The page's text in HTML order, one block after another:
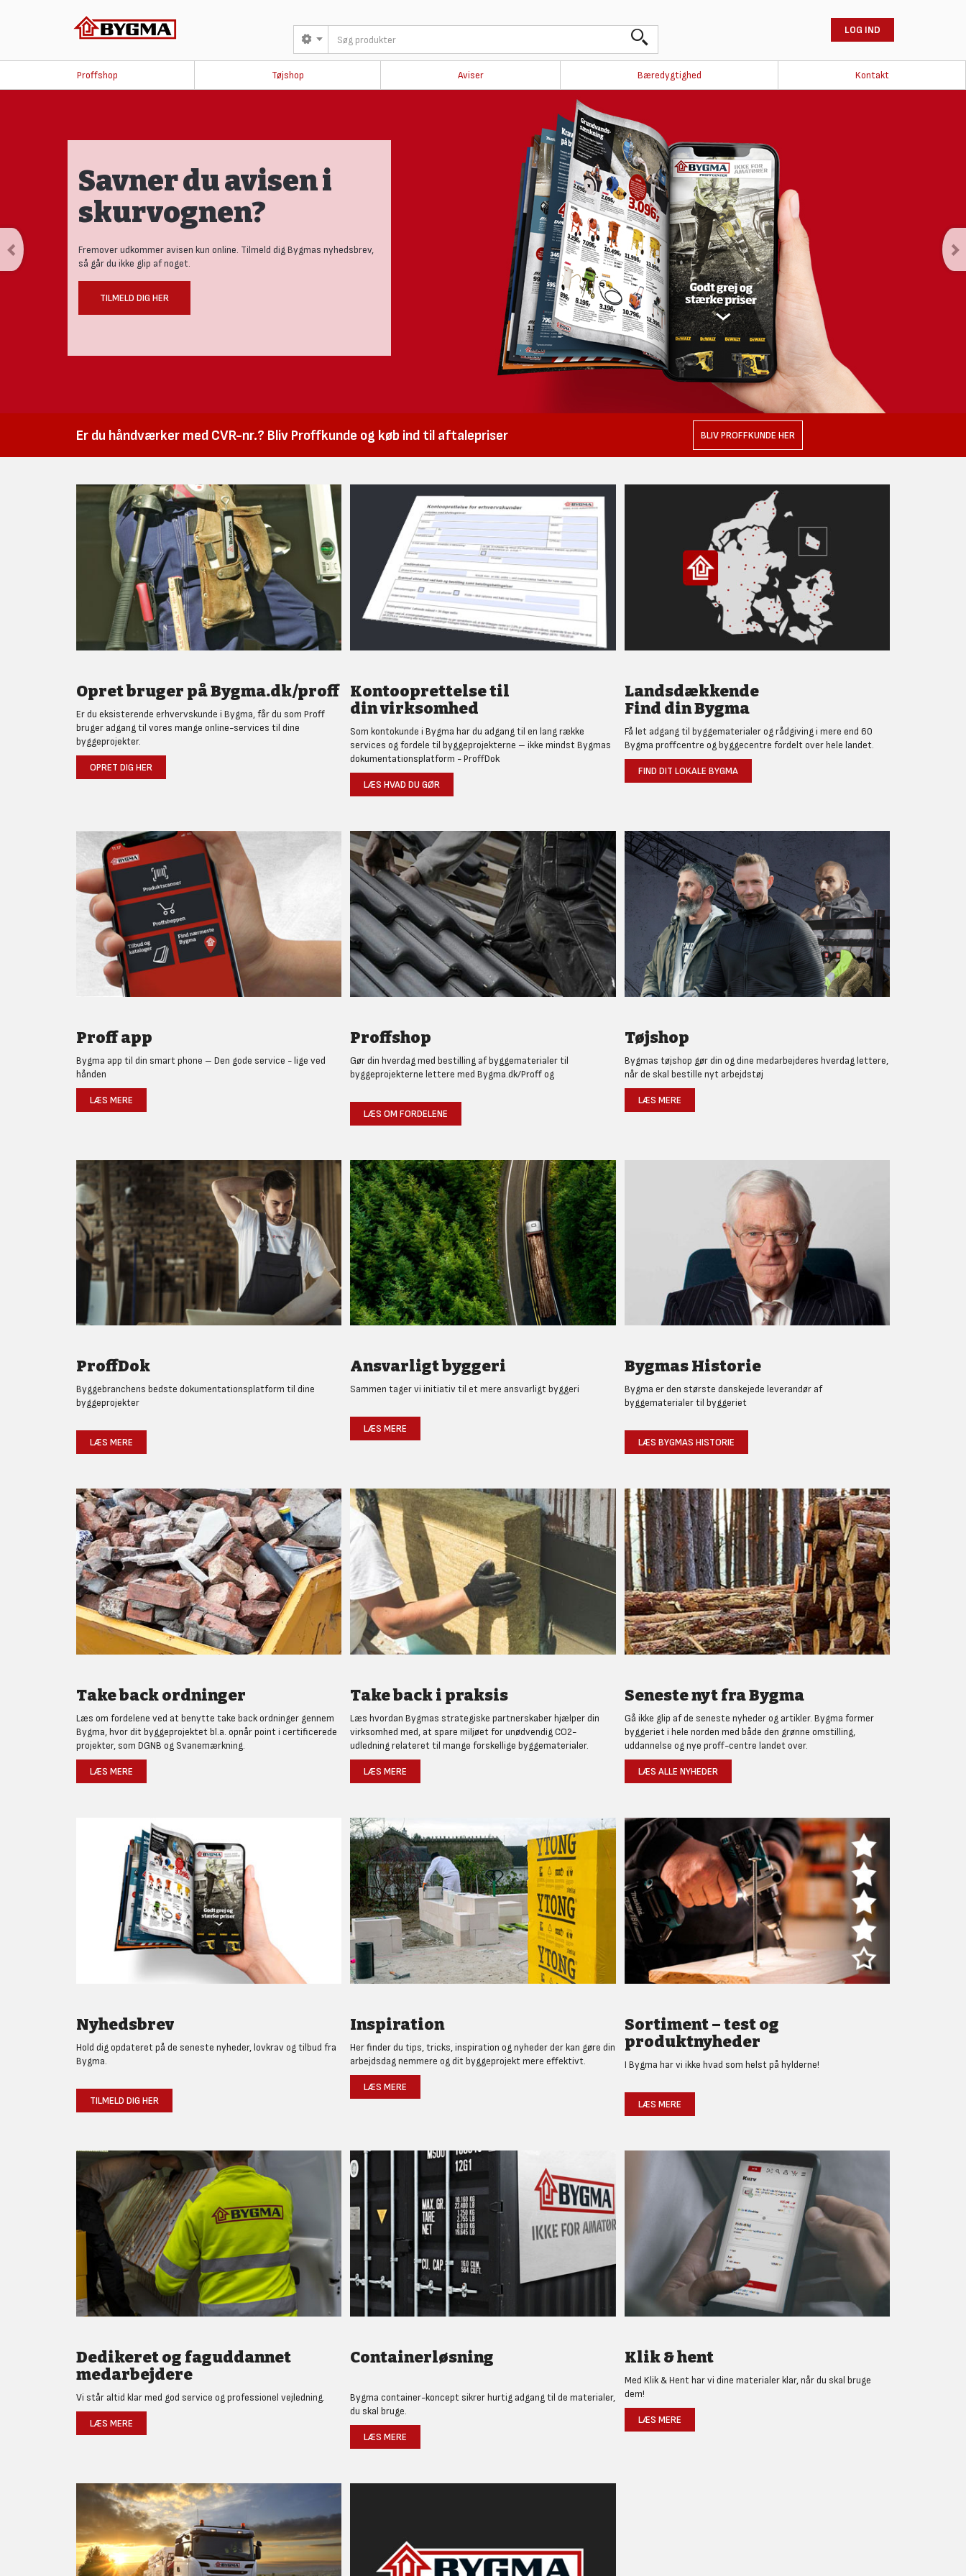
LOG IND
Proffshop Tøjshop Aviser Bæredygtighed Kontakt
Savner du avisen i
skurvognen?
Fremover udkommer avisen kun online. Tilmeld dig Bygmas nyhedsbrev,
så går du ikke glip af noget.
TILMELD DIG HER
Er du håndværker med CVR-nr.? Bliv Proffkunde og køb ind til aftalepriser BLIV PROFFKUNDE HER
Opret bruger på Bygma.dk/proff
Er du eksisterende erhvervskunde i Bygma, får du som Proff
bruger adgang til vores mange online-services til dine
byggeprojekter.
OPRET DIG HER
Kontooprettelse til
din virksomhed
Som kontokunde i Bygma har du adgang til en lang række
services og fordele til byggeprojekterne – ikke mindst Bygmas
dokumentationsplatform - ProffDok
LÆS HVAD DU GØR
Landsdækkende
Find din Bygma
Få let adgang til byggematerialer og rådgiving i mere end 60
Bygma proffcentre og byggecentre fordelt over hele landet.
FIND DIT LOKALE BYGMA
Proff app
Bygma app til din smart phone – Den gode service - lige ved
hånden
LÆS MERE
Proffshop
Gør din hverdag med bestilling af byggematerialer til
byggeprojekterne lettere med Bygma.dk/Proff og
LÆS OM FORDELENE
Tøjshop
Bygmas tøjshop gør din og dine medarbejderes hverdag lettere,
når de skal bestille nyt arbejdstøj
LÆS MERE
ProffDok
Byggebranchens bedste dokumentationsplatform til dine
byggeprojekter
LÆS MERE
Ansvarligt byggeri
Sammen tager vi initiativ til et mere ansvarligt byggeri
LÆS MERE
Bygmas Historie
Bygma er den største danskejede leverandør af
byggematerialer til byggeriet
LÆS BYGMAS HISTORIE
Take back ordninger
Læs om fordelene ved at benytte take back ordninger gennem
Bygma, hvor dit byggeprojektet bl.a. opnår point i certificerede
projekter, som DGNB og Svanemærkning.
LÆS MERE
Take back i praksis
Læs hvordan Bygmas strategiske partnerskaber hjælper din
virksomhed med, at spare miljøet for unødvendig CO2-
udledning relateret til mange forskellige byggematerialer.
LÆS MERE
Seneste nyt fra Bygma
Gå ikke glip af de seneste nyheder og artikler. Bygma former
byggeriet i hele norden med både den grønne omstilling,
uddannelse og nye proff-centre landet over.
LÆS ALLE NYHEDER
Nyhedsbrev
Hold dig opdateret på de seneste nyheder, lovkrav og tilbud fra
Bygma.
TILMELD DIG HER
Inspiration
Her finder du tips, tricks, inspiration og nyheder der kan gøre din
arbejdsdag nemmere og dit byggeprojekt mere effektivt.
LÆS MERE
Sortiment – test og
produktnyheder
I Bygma har vi ikke hvad som helst på hylderne!
LÆS MERE
Dedikeret og faguddannet
medarbejdere
Vi står altid klar med god service og professionel vejledning.
LÆS MERE
Containerløsning
Bygma container-koncept sikrer hurtig adgang til de materialer,
du skal bruge.
LÆS MERE
Klik & hent
Med Klik & Hent har vi dine materialer klar, når du skal bruge
dem!
LÆS MERE